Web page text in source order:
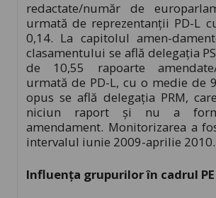
redactate/număr de
urmată de reprezentanţii PD-L
0,14. La capitolul amen-
clasamentului se află delegaţia
de 10,55 rapoarte amendate/
urmată de PD-L, cu o medie de
opus se află delegaţia PRM,
niciun raport şi nu a
amendament. Monitorizarea a
intervalul iunie 2009-aprilie 2010.
Influenţa grupurilor în cadrul PE